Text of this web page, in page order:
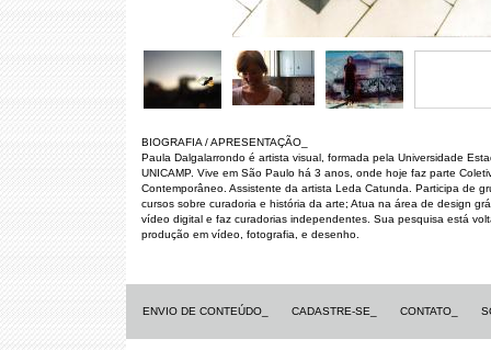
BIOGRAFIA / APRESENTAÇÃO_
Paula Dalgalarrondo é artista visual, formada pela Universidade
UNICAMP. Vive em São Paulo há 3 anos, onde hoje faz parte
Contemporâneo. Assistente da artista Leda Catunda. Participa de
cursos sobre curadoria e história da arte; Atua na área de design
vídeo digital e faz curadorias independentes. Sua pesquisa está
produção em vídeo, fotografia, e desenho.
ENVIO DE CONTEÚDO_ CADASTRE-SE_ CONTATO_